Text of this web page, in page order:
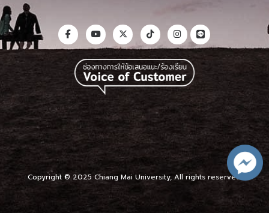
Copyright © 2025 Chiang Mai University, All rights reserved.